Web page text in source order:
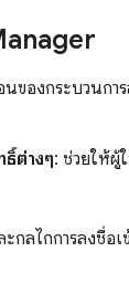
องกระบวนกา
ต่างๆ: ช่วยให้ผู้
ะกลไกการลงชื่อ